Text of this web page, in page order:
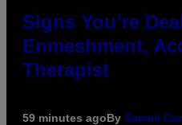
Signs You’re
Enmeshment,
Therapist
59 minutes agoBy Sammi